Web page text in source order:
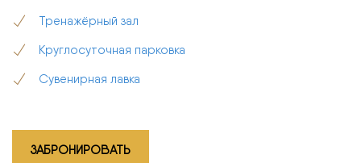
Тренажёрный зал
Круглосуточная парковка
Сувенирная лавка
ЗАБРОНИРОВАТЬ